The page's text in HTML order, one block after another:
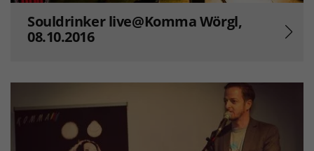
Souldrinker live@Komma Wörgl,
08.10.2016